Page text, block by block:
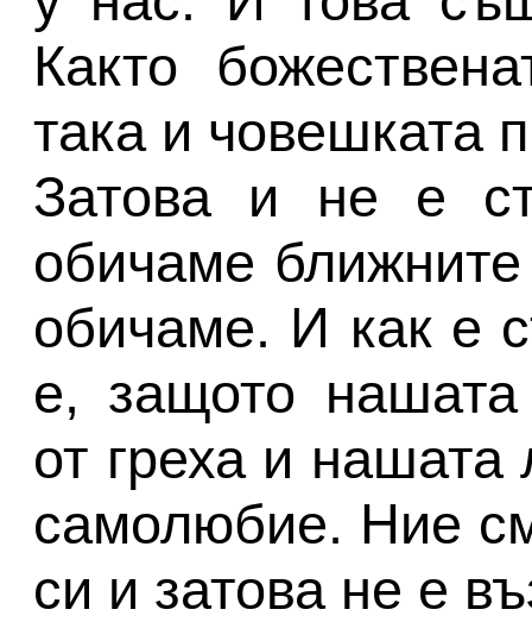
Както
така и човешката
Затова и не е
обичаме
обичаме. И как е
е, защото
от греха и
самолюбие. Ние
си и затова не е